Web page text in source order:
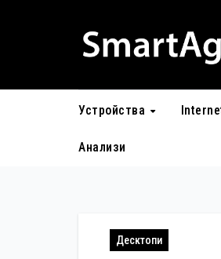
Устройства
Анализи
Десктопи